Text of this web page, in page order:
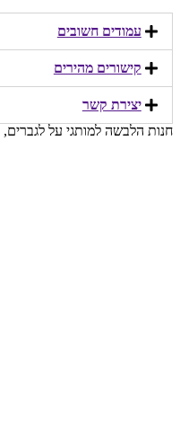
עמודים חשובים
קישורים מהירים​
יצירת קשר​
חנות הלבשה למותגי על לגברים,